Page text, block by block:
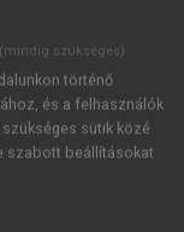
kifejezett
az sem
A
önmagában
(mindig szükséges)
történő
és a felhasználók
sütik közé
szabott beállításokat